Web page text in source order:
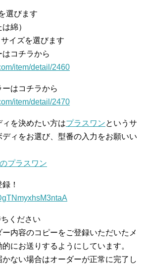
選びます
綿）
イズを選びます
コチラから
item/detail/2460
はコチラから
item/detail/2470
ィを決めたい方はプラスワンというサ
ィをお選び、型番の入力をお願いい
プラスワン
！
ください
内容のコピーをご登録いただいたメ
にお送りするようにしています。
かない場合はオーダーが正常に完了し